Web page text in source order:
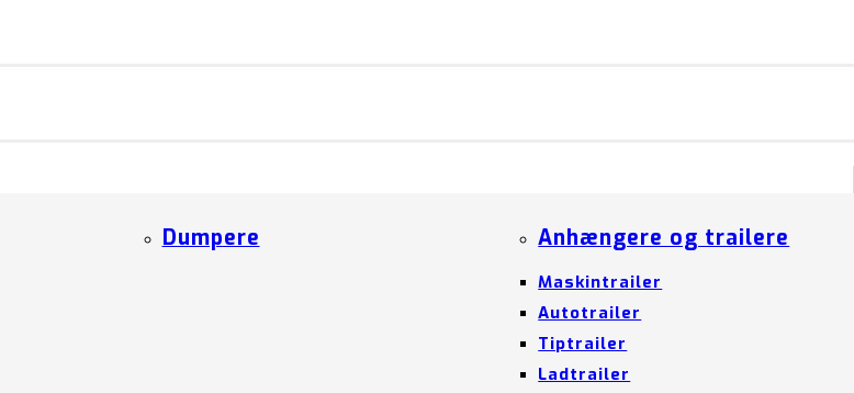
Dumpere Anhængere og trailere
Maskintrailer
Autotrailer
Tiptrailer
Ladtrailer